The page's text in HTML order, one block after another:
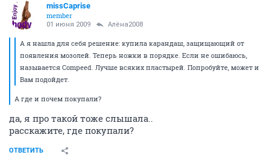
missCaprise
member
01 июня 2009 Алёна2008
А я нашла для себя решение: купила карандаш, защищающий от
появления мозолей. Теперь ножки в порядке. Если не ошибаюсь,
называется Compeed. Лучше всяких пластырей. Попробуйте, может и
Вам подойдет.
А где и почем покупали?
да, я про такой тоже слышала..
расскажите, где покупали?
ОТВЕТИТЬ